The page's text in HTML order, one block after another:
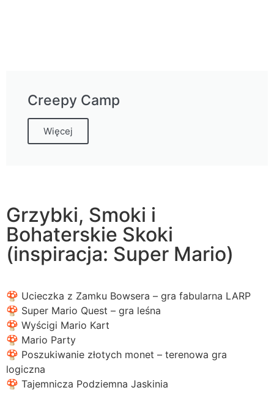
Creepy Camp
Więcej
Grzybki, Smoki i
Bohaterskie Skoki
(inspiracja: Super Mario)
🍄 Ucieczka z Zamku Bowsera – gra fabularna LARP
🍄 Super Mario Quest – gra leśna
🍄 Wyścigi Mario Kart
🍄 Mario Party
🍄 Poszukiwanie złotych monet – terenowa gra
logiczna
🍄 Tajemnicza Podziemna Jaskinia